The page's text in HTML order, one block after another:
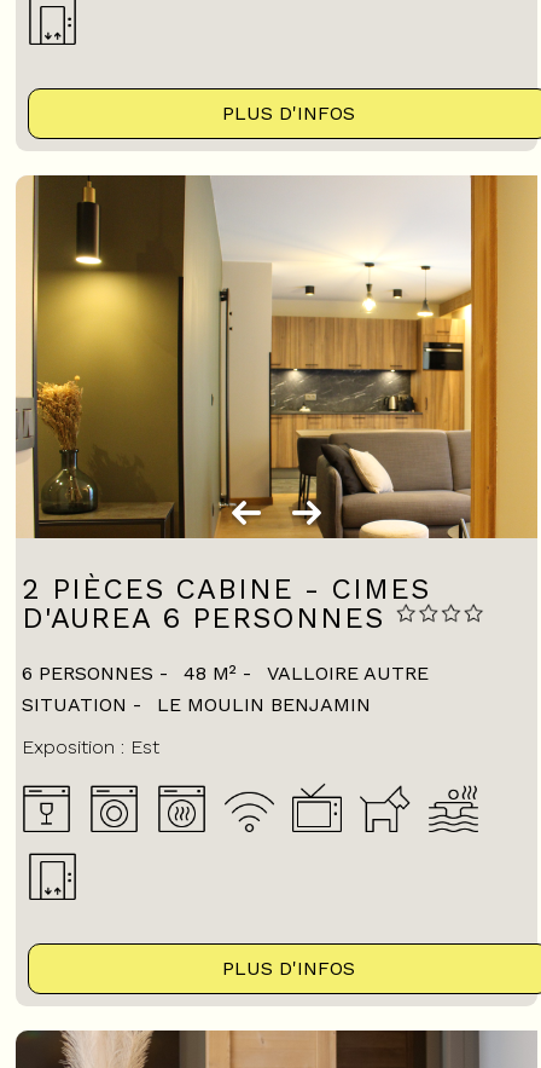
PLUS D'INFOS
2 PIÈCES CABINE - CIMES
D'AUREA 6 PERSONNES
6 PERSONNES 48 M²
VALLOIRE AUTRE
SITUATION
LE MOULIN BENJAMIN
Exposition : Est
PLUS D'INFOS